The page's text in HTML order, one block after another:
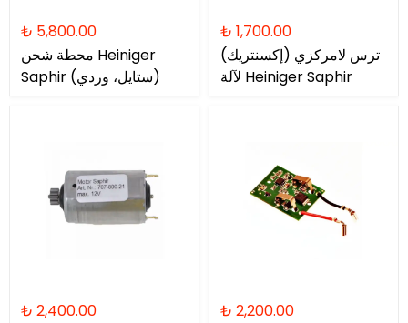
₺ 5,800.00
محطة شحن Heiniger
Saphir (ستايل، وردي)
₺ 1,700.00
ترس لامركزي (إكسنتريك)
لآلة Heiniger Saphir
₺ 2,400.00
₺ 2,200.00